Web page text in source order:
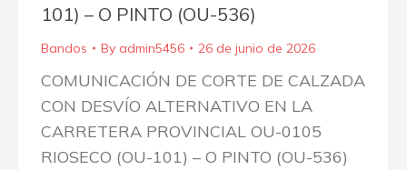
101) – O PINTO (OU-536)
Bandos By admin5456 26 de junio de 2026
COMUNICACIÓN DE CORTE DE CALZADA
CON DESVÍO ALTERNATIVO EN LA
CARRETERA PROVINCIAL OU-0105
RIOSECO (OU-101) – O PINTO (OU-536)